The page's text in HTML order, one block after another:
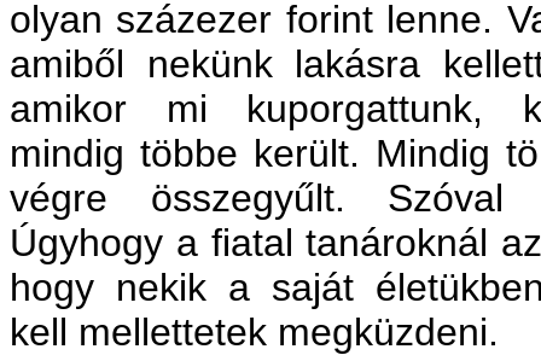
olyan százezer forint lenne.
amiből nekünk lakásra
amikor mi kuporgattunk,
mindig többe került. Mindig
végre összegyűlt.
Úgyhogy a fiatal tanároknál
hogy nekik a saját
kell mellettetek megküzdeni.